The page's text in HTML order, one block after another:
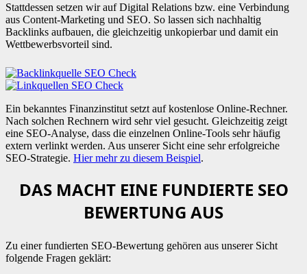
Stattdessen setzen wir auf Digital Relations bzw. eine Verbindung
aus Content-Marketing und SEO. So lassen sich nachhaltig
Backlinks aufbauen, die gleichzeitig unkopierbar und damit ein
Wettbewerbsvorteil sind.
Ein bekanntes Finanzinstitut setzt auf kostenlose Online-Rechner.
Nach solchen Rechnern wird sehr viel gesucht. Gleichzeitig zeigt
eine SEO-Analyse, dass die einzelnen Online-Tools sehr häufig
extern verlinkt werden. Aus unserer Sicht eine sehr erfolgreiche
SEO-Strategie. Hier mehr zu diesem Beispiel.
DAS MACHT EINE FUNDIERTE SEO
BEWERTUNG AUS
Zu einer fundierten SEO-Bewertung gehören aus unserer Sicht
folgende Fragen geklärt: